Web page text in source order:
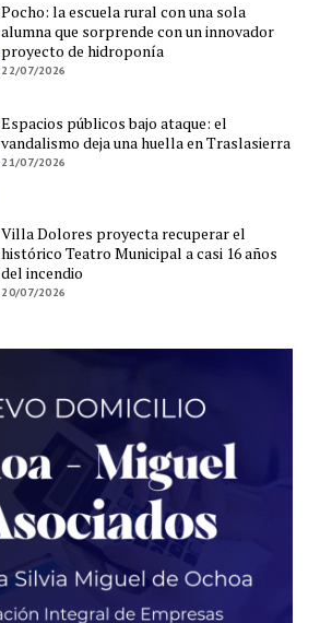
Pocho: la escuela rural con una sola
alumna que sorprende con un innovador
proyecto de hidroponía
22/07/2026
Espacios públicos bajo ataque: el
vandalismo deja una huella en Traslasierra
21/07/2026
Villa Dolores proyecta recuperar el
histórico Teatro Municipal a casi 16 años
del incendio
20/07/2026